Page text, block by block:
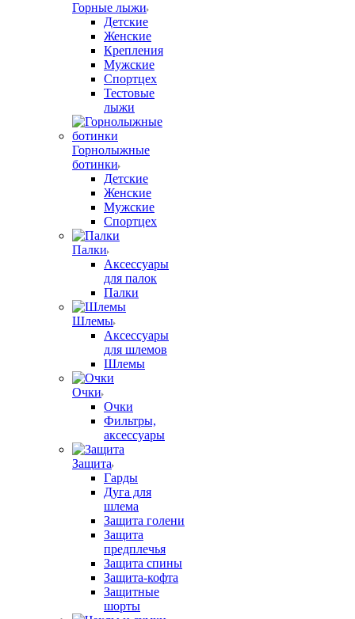
Горные лыжи
Детские
Женские
Крепления
Мужские
Спортцех
Тестовые
лыжи
Горнолыжные
ботинки
Детские
Женские
Мужские
Спортцех
Палки
Аксессуары
для палок
Палки
Шлемы
Аксессуары
для шлемов
Шлемы
Очки
Очки
Фильтры,
аксессуары
Защита
Гарды
Дуга для
шлема
Защита голени
Защита
предплечья
Защита спины
Защита-кофта
Защитные
шорты